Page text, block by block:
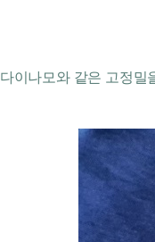
다이나모와 같은 고정밀